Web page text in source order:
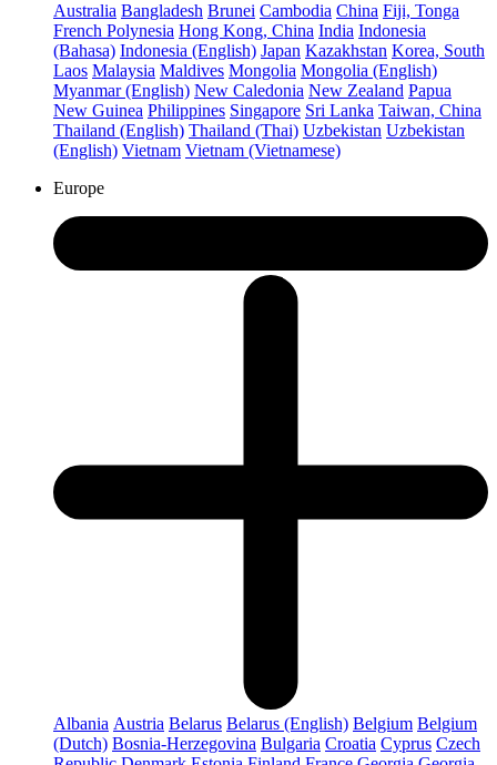
Australia Bangladesh Brunei Cambodia China Fiji, Tonga
French Polynesia Hong Kong, China India Indonesia
(Bahasa) Indonesia (English) Japan Kazakhstan Korea, South
Laos Malaysia Maldives Mongolia Mongolia (English)
Myanmar (English) New Caledonia New Zealand Papua
New Guinea Philippines Singapore Sri Lanka Taiwan, China
Thailand (English) Thailand (Thai) Uzbekistan Uzbekistan
(English) Vietnam Vietnam (Vietnamese)
Europe
Albania Austria Belarus Belarus (English) Belgium Belgium
(Dutch) Bosnia-Herzegovina Bulgaria Croatia Cyprus Czech